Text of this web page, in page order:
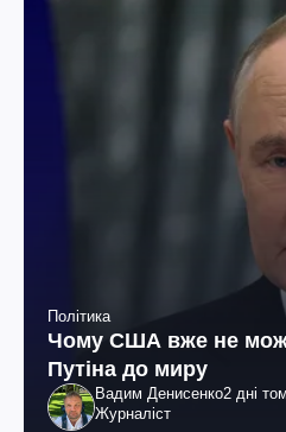
Політика
Чому США вже не
Путіна до миру
Вадим Денисенко2 дні
Журналіст